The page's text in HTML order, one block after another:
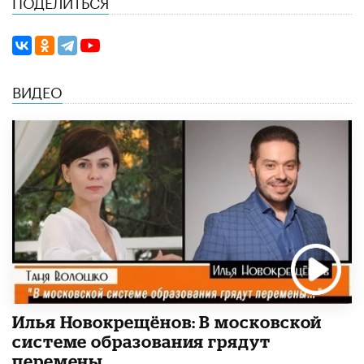
ВИДЕО
Илья Новокрещёнов: В московской
системе образования грядут